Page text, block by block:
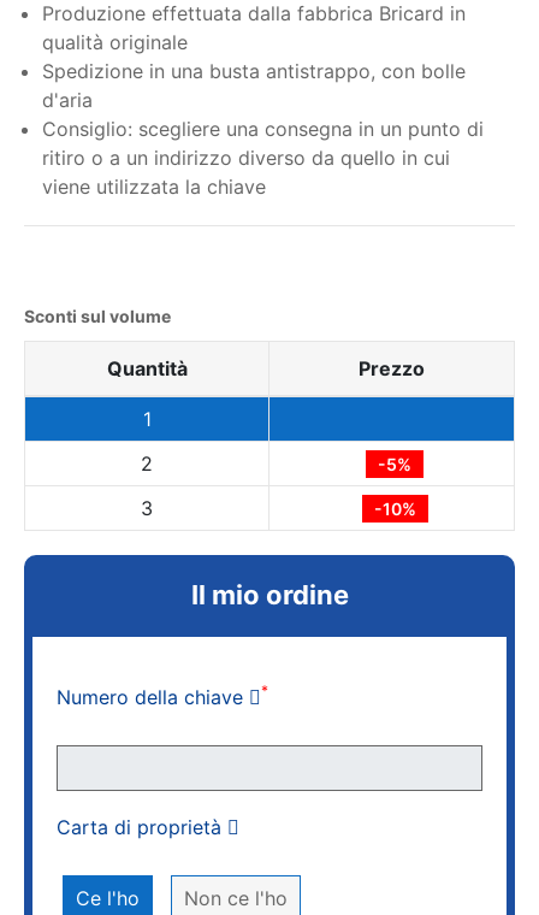
Produzione effettuata dalla fabbrica Bricard in
qualità originale
Spedizione in una busta antistrappo, con bolle
d'aria
Consiglio: scegliere una consegna in un punto di
ritiro o a un indirizzo diverso da quello in cui
viene utilizzata la chiave
Sconti sul volume
Quantità Prezzo
1
2
-5%
3 -10%
Il mio ordine
Numero della chiave *
Carta di proprietà
Ce l'ho Non ce l'ho